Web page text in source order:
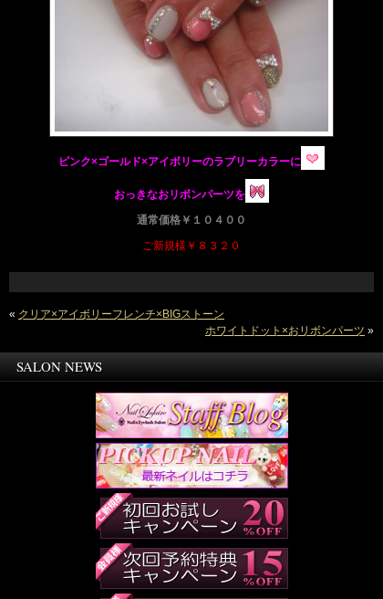
ピンク×ゴールド×アイボリーのラブリーカラーに
おっきなおリボンパーツを
通常価格￥１０４００
ご新規様￥８３２０
« クリア×アイボリーフレンチ×BIGストーン
ホワイトドット×おリボンパーツ »
SALON NEWS